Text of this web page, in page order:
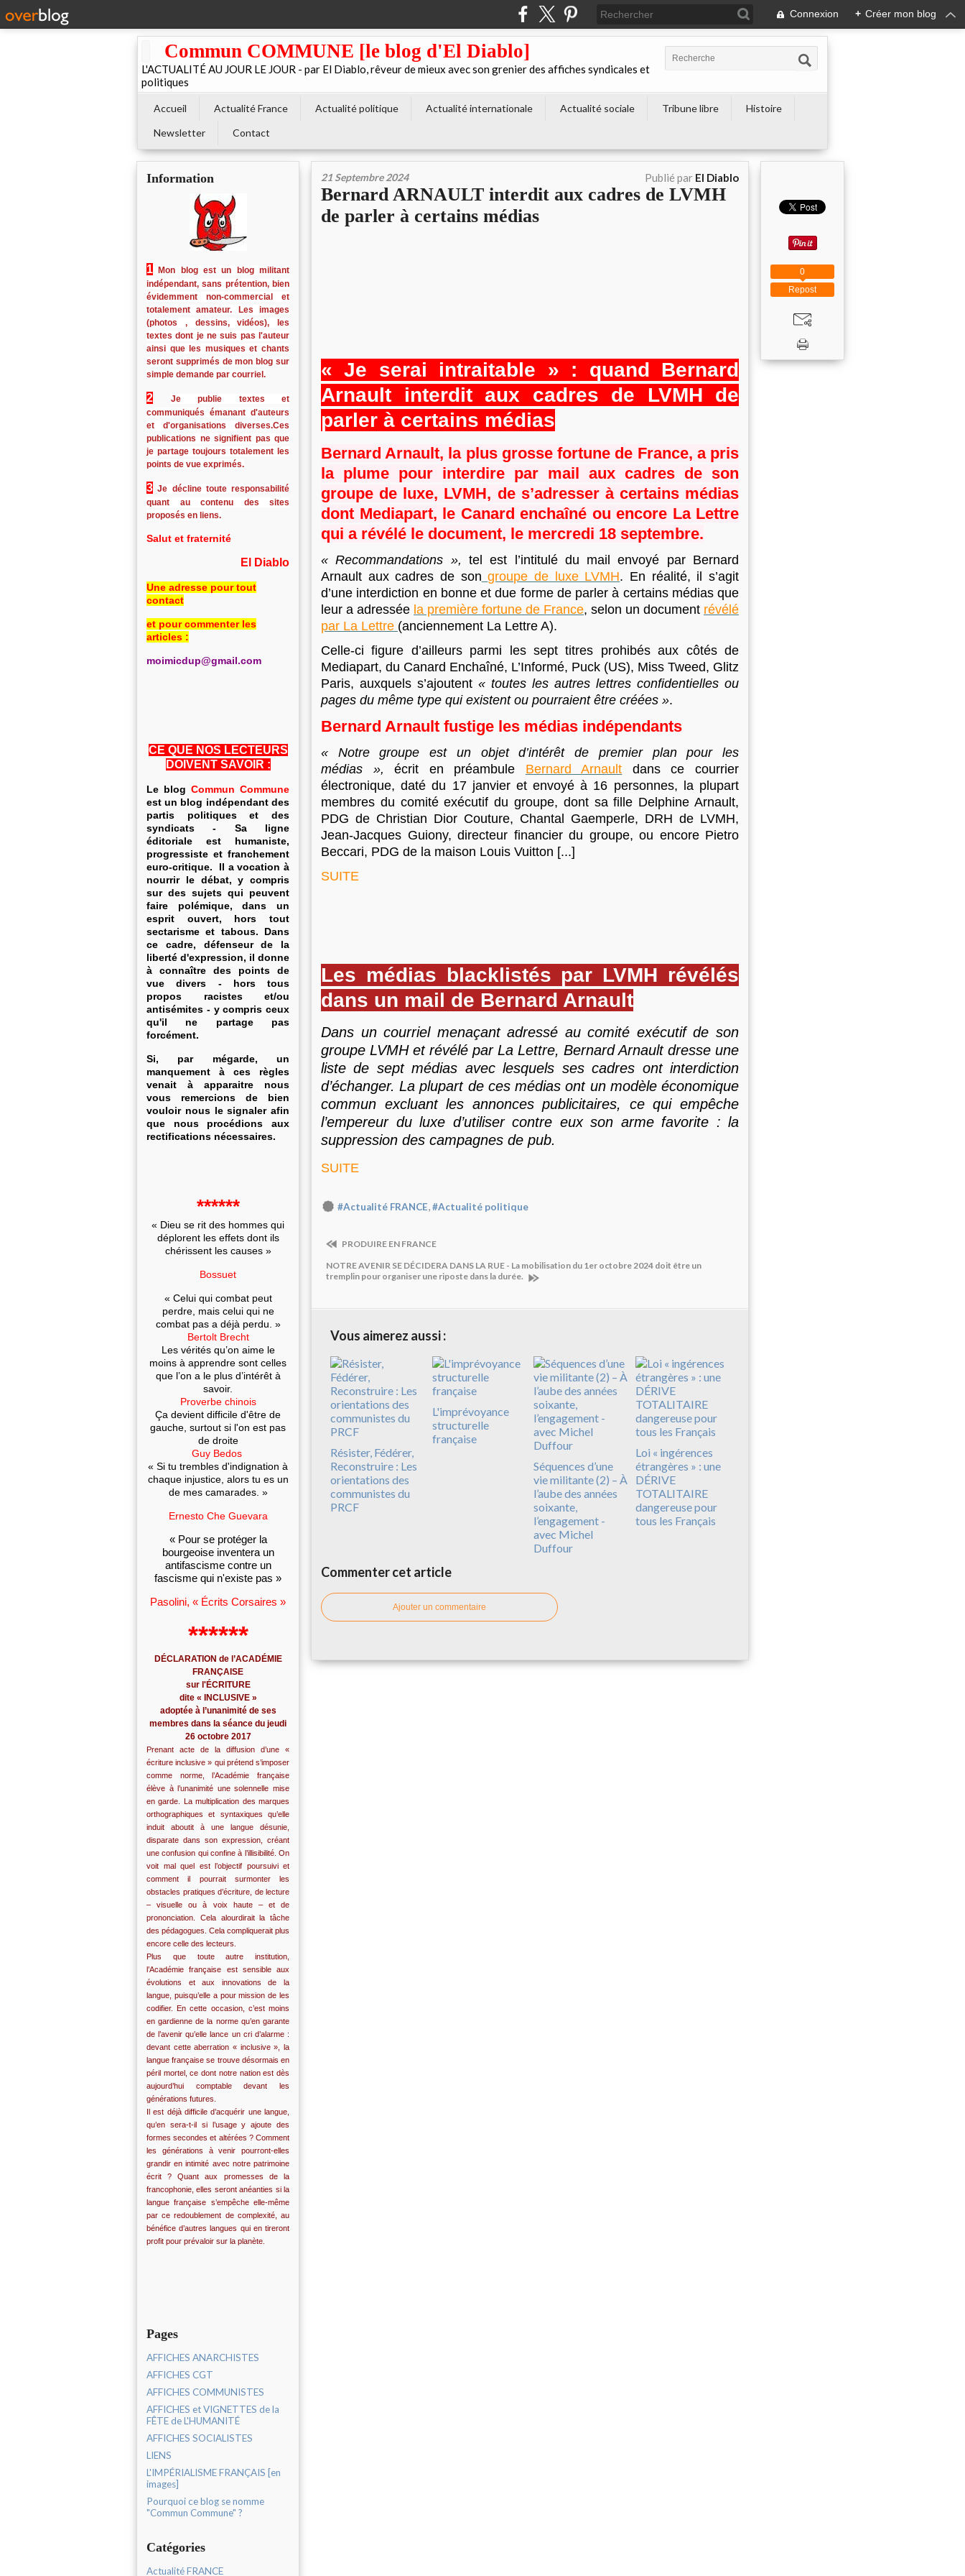
Connexion + Créer mon blog
Commun COMMUNE [le blog d'El Diablo]
L'ACTUALITÉ AU JOUR LE JOUR - par El Diablo, rêveur de mieux avec son grenier des affiches syndicales et
politiques
Accueil Actualité France Actualité politique Actualité internationale Actualité sociale Tribune libre
Histoire
Newsletter
Contact
Information
1
Mon blog est un blog militant
indépendant, sans prétention, bien
évidemment non-commercial et
totalement amateur. Les images
(photos , dessins, vidéos), les
textes dont je ne suis pas l'auteur
ainsi que les musiques et chants
seront supprimés de mon blog sur
simple demande par courriel.
2
Je publie textes et
communiqués émanant d'auteurs
et d'organisations diverses.Ces
publications ne signifient pas que
je partage toujours totalement les
points de vue exprimés.
3 Je décline toute responsabilité
quant au contenu des sites
proposés en liens.
Salut et fraternité
El Diablo
Une adresse pour tout
contact
et pour commenter les
articles :
moimicdup@gmail.com
CE QUE NOS LECTEURS
DOIVENT SAVOIR :
Le blog Commun Commune
est un blog indépendant des
partis politiques et des
syndicats - Sa ligne
éditoriale est humaniste,
progressiste et franchement
euro-critique. Il a vocation à
nourrir le débat, y compris
sur des sujets qui peuvent
faire polémique, dans un
esprit ouvert, hors tout
sectarisme et tabous. Dans
ce cadre, défenseur de la
liberté d'expression, il donne
à connaître des points de
vue divers - hors tous
propos racistes et/ou
antisémites - y compris ceux
qu'il ne partage pas
forcément.
Si, par mégarde, un
manquement à ces règles
venait à apparaitre nous
vous remercions de bien
vouloir nous le signaler afin
que nous procédions aux
rectifications nécessaires.
******
« Dieu se rit des hommes qui
déplorent les effets dont ils
chérissent les causes »
Bossuet
« Celui qui combat peut
perdre, mais celui qui ne
combat pas a déjà perdu. »
Bertolt Brecht
Les vérités qu’on aime le
moins à apprendre sont celles
que l’on a le plus d’intérêt à
savoir.
Proverbe chinois
Ça devient difficile d'être de
gauche, surtout si l'on est pas
de droite
Guy Bedos
« Si tu trembles d'indignation à
chaque injustice, alors tu es un
de mes camarades. »
Ernesto Che Guevara
« Pour se protéger la
bourgeoise inventera un
antifascisme contre un
fascisme qui n'existe pas »
Pasolini, « Écrits Corsaires »
******
DÉCLARATION de l’ACADÉMIE
FRANÇAISE
sur l'ÉCRITURE
dite « INCLUSIVE »
adoptée à l’unanimité de ses
membres dans la séance du jeudi
26 octobre 2017
Prenant acte de la diffusion d’une «
écriture inclusive » qui prétend s’imposer
comme norme, l’Académie française
élève à l’unanimité une solennelle mise
en garde. La multiplication des marques
orthographiques et syntaxiques qu’elle
induit aboutit à une langue désunie,
disparate dans son expression, créant
une confusion qui confine à l’illisibilité. On
voit mal quel est l’objectif poursuivi et
comment il pourrait surmonter les
obstacles pratiques d’écriture, de lecture
– visuelle ou à voix haute – et de
prononciation. Cela alourdirait la tâche
des pédagogues. Cela compliquerait plus
encore celle des lecteurs.
Plus que toute autre institution,
l’Académie française est sensible aux
évolutions et aux innovations de la
langue, puisqu’elle a pour mission de les
codifier. En cette occasion, c’est moins
en gardienne de la norme qu’en garante
de l’avenir qu’elle lance un cri d’alarme :
devant cette aberration « inclusive », la
langue française se trouve désormais en
péril mortel, ce dont notre nation est dès
aujourd’hui comptable devant les
générations futures.
Il est déjà difficile d’acquérir une langue,
qu’en sera-t-il si l’usage y ajoute des
formes secondes et altérées ? Comment
les générations à venir pourront-elles
grandir en intimité avec notre patrimoine
écrit ? Quant aux promesses de la
francophonie, elles seront anéanties si la
langue française s’empêche elle-même
par ce redoublement de complexité, au
bénéfice d’autres langues qui en tireront
profit pour prévaloir sur la planète.
Pages
AFFICHES ANARCHISTES
AFFICHES CGT
AFFICHES COMMUNISTES
AFFICHES et VIGNETTES de la
FÊTE de L'HUMANITÉ
AFFICHES SOCIALISTES
LIENS
L'IMPÉRIALISME FRANÇAIS [en
images]
Pourquoi ce blog se nomme
"Commun Commune" ?
Catégories
Actualité FRANCE
21 Septembre 2024 Publié par El Diablo
Bernard ARNAULT interdit aux cadres de LVMH
de parler à certains médias
« Je serai intraitable » : quand Bernard
Arnault interdit aux cadres de LVMH de
parler à certains médias
Bernard Arnault, la plus grosse fortune de France, a pris
la plume pour interdire par mail aux cadres de son
groupe de luxe, LVMH, de s’adresser à certains médias
dont Mediapart, le Canard enchaîné ou encore La Lettre
qui a révélé le document, le mercredi 18 septembre.
« Recommandations », tel est l’intitulé du mail envoyé par Bernard
Arnault aux cadres de son groupe de luxe LVMH. En réalité, il s’agit
d’une interdiction en bonne et due forme de parler à certains médias que
leur a adressée la première fortune de France, selon un document révélé
par La Lettre (anciennement La Lettre A).
Celle-ci figure d’ailleurs parmi les sept titres prohibés aux côtés de
Mediapart, du Canard Enchaîné, L’Informé, Puck (US), Miss Tweed, Glitz
Paris, auxquels s’ajoutent « toutes les autres lettres confidentielles ou
pages du même type qui existent ou pourraient être créées ».
Bernard Arnault fustige les médias indépendants
« Notre groupe est un objet d’intérêt de premier plan pour les
médias »,écrit en préambule Bernard Arnault dans ce courrier
électronique, daté du 17 janvier et envoyé à 16 personnes, la plupart
membres du comité exécutif du groupe, dont sa fille Delphine Arnault,
PDG de Christian Dior Couture, Chantal Gaemperle, DRH de LVMH,
Jean-Jacques Guiony, directeur financier du groupe, ou encore Pietro
Beccari, PDG de la maison Louis Vuitton [...]
SUITE
Les médias blacklistés par LVMH révélés
dans un mail de Bernard Arnault
Dans un courriel menaçant adressé au comité exécutif de son
groupe LVMH et révélé par La Lettre, Bernard Arnault dresse une
liste de sept médias avec lesquels ses cadres ont interdiction
d’échanger. La plupart de ces médias ont un modèle économique
commun excluant les annonces publicitaires, ce qui empêche
l’empereur du luxe d’utiliser contre eux son arme favorite : la
suppression des campagnes de pub.
SUITE
#Actualité FRANCE,#Actualité politique
PRODUIRE EN FRANCE
NOTRE AVENIR SE DÉCIDERA DANS LA RUE - La mobilisation du 1er octobre 2024 doit être un
tremplin pour organiser une riposte dans la durée.
Vous aimerez aussi :
Résister, Fédérer,
Reconstruire : Les
orientations des
communistes du
PRCF
L'imprévoyance
structurelle
française
Séquences d’une
vie militante (2) – À
l’aube des années
soixante,
l’engagement -
avec Michel
Duffour
Loi « ingérences
étrangères » : une
DÉRIVE
TOTALITAIRE
dangereuse pour
tous les Français
Commenter cet article
Ajouter un commentaire
Repost
0